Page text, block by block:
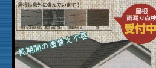
気まま日記
お問合せ